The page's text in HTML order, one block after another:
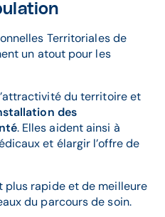
Territoriales de
un atout pour les
du territoire et
des
. Elles aident ainsi à
et élargir l’offre de
plus rapide et de meilleure
du parcours de soin.